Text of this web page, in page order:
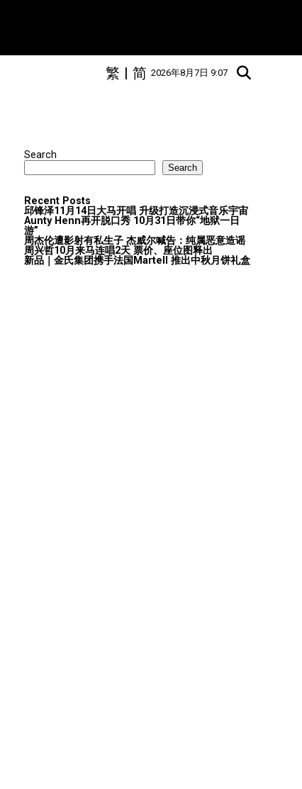
2026年8月7日 9:07
简
|
繁
Search
Search
Recent Posts
邱锋泽11月14日大马开唱 升级打造沉浸式音乐宇宙
Aunty Henn再开脱口秀 10月31日带你“地狱一日
游”
周杰伦遭影射有私生子 杰威尔喊告：纯属恶意造谣
周兴哲10月来马连唱2天 票价、座位图释出
新品｜金氏集团携手法国Martell 推出中秋月饼礼盒